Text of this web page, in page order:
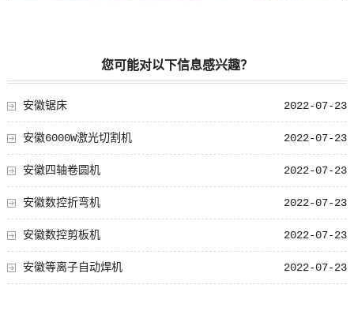
您可能对以下信息感兴趣？
2022-07-23
安徽锯床
2022-07-23
安徽6000W激光切割机
2022-07-23
安徽四轴卷圆机
2022-07-23
安徽数控折弯机
2022-07-23
安徽数控剪板机
2022-07-23
安徽等离子自动焊机